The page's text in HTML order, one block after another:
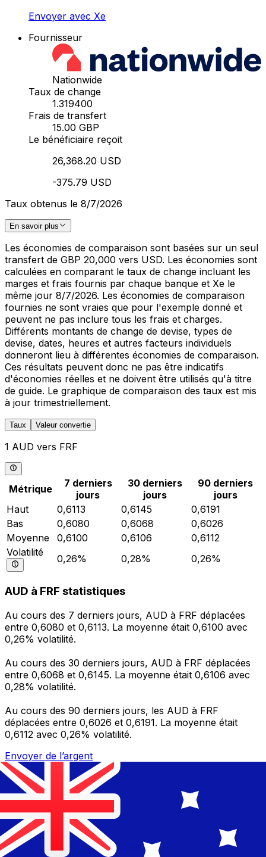
Envoyer avec Xe
Fournisseur
Nationwide
Taux de change
1.319400
Frais de transfert
15.00 GBP
Le bénéficiaire reçoit
26,368.20 USD
-375.79 USD
Taux obtenus le 8/7/2026
En savoir plus
Les économies de comparaison sont basées sur un seul
transfert de GBP 20,000 vers USD. Les économies sont
calculées en comparant le taux de change incluant les
marges et frais fournis par chaque banque et Xe le
même jour 8/7/2026. Les économies de comparaison
fournies ne sont vraies que pour l'exemple donné et
peuvent ne pas inclure tous les frais et charges.
Différents montants de change de devise, types de
devise, dates, heures et autres facteurs individuels
donneront lieu à différentes économies de comparaison.
Ces résultats peuvent donc ne pas être indicatifs
d'économies réelles et ne doivent être utilisés qu'à titre
de guide. Le graphique de comparaison des taux est mis
à jour trimestriellement.
Taux Valeur convertie
1 AUD vers FRF
Métrique
7 derniers
jours
30 derniers
jours
90 derniers
jours
Haut
0,6113 0,6145
0,6191
Bas
0,6080 0,6068
0,6026
Moyenne
0,6100 0,6106
0,6112
Volatilité
0,26% 0,28% 0,26%
AUD à FRF statistiques
Au cours des 7 derniers jours, AUD à FRF déplacées
entre 0,6080 et 0,6113. La moyenne était 0,6100 avec
0,26% volatilité.
Au cours des 30 derniers jours, AUD à FRF déplacées
entre 0,6068 et 0,6145. La moyenne était 0,6106 avec
0,28% volatilité.
Au cours des 90 derniers jours, les AUD à FRF
déplacées entre 0,6026 et 0,6191. La moyenne était
0,6112 avec 0,26% volatilité.
Envoyer de l’argent
Gérez votre argent et vos devises lorsque vous
êtes en déplacement
L'application Xe réunit toutes les fonctionnalités
nécessaires pour vos transferts d'argent internationaux
et la gestion de vos devises. Convertissez des devises,
programmez des alertes de taux et transférez de